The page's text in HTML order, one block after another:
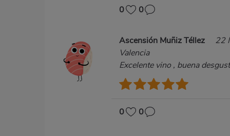
0 0
Ascensión Muñiz Téllez
22
Valencia
Excelente vino , buena
0 0